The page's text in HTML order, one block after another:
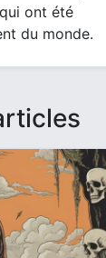
ont été
du monde.